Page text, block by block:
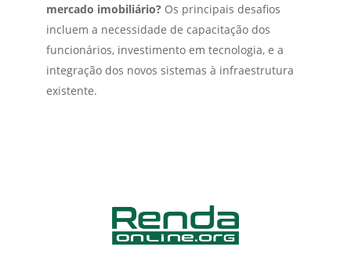
mercado imobiliário?Os principais desafios
incluem a necessidade de capacitação dos
funcionários, investimento em tecnologia, e a
integração dos novos sistemas à infraestrutura
existente.